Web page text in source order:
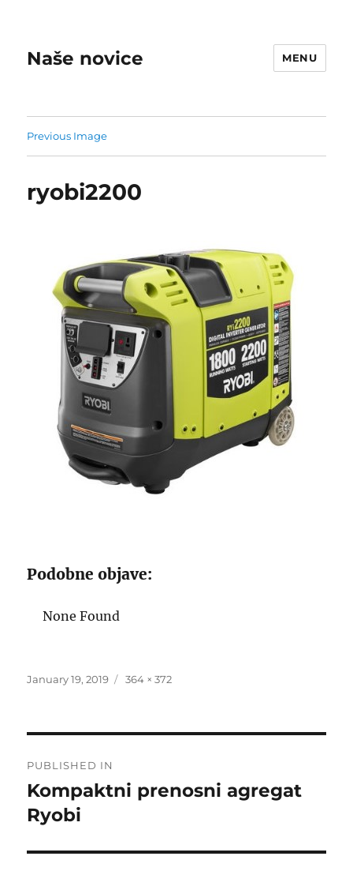
Naše novice MENU
Previous Image
ryobi2200
Podobne objave:
None Found
Posted
January 19, 2019
Full
364 × 372
navigation
PUBLISHED IN
Kompaktni prenosni agregat
Ryobi